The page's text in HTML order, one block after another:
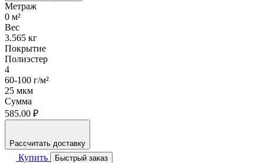
Метраж
0 м²
Вес
3.565 кг
Покрытие
Полиэстер
4
60-100 г/м²
25 мкм
Сумма
585.00 ₽
Рассчитать доставку
Купить Быстрый заказ